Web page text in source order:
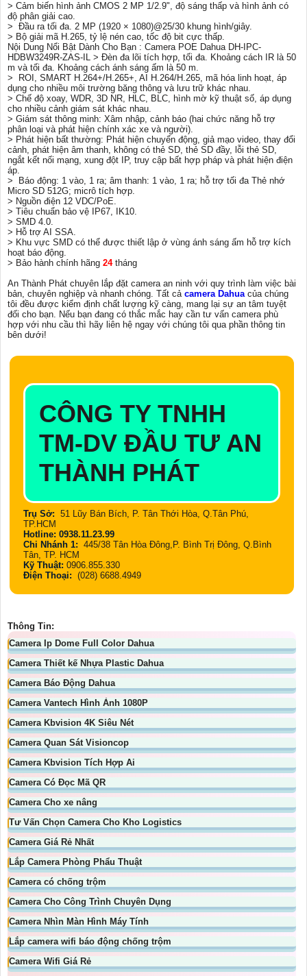
> Cảm biến hình ảnh CMOS 2 MP 1/2.9", độ sáng thấp và hình ảnh có
độ phân giải cao.
> Đầu ra tối đa. 2 MP (1920 × 1080)@25/30 khung hình/giây.
> Bộ giải mã H.265, tỷ lệ nén cao, tốc độ bit cực thấp.
Nội Dung Nổi Bật Dành Cho Bạn : Camera POE Dahua DH-IPC-
HDBW3249R-ZAS-IL > Đèn đa lõi tích hợp, tối đa. Khoảng cách IR là 50
m và tối đa. Khoảng cách ánh sáng ấm là 50 m.
> ROI, SMART H.264+/H.265+, AI H.264/H.265, mã hóa linh hoạt, áp
dụng cho nhiều môi trường băng thông và lưu trữ khác nhau.
> Chế độ xoay, WDR, 3D NR, HLC, BLC, hình mờ kỹ thuật số, áp dụng
cho nhiều cảnh giám sát khác nhau.
> Giám sát thông minh: Xâm nhập, cảnh báo (hai chức năng hỗ trợ
phân loại và phát hiện chính xác xe và người).
> Phát hiện bất thường: Phát hiện chuyển động, giả mạo video, thay đổi
cảnh, phát hiện âm thanh, không có thẻ SD, thẻ SD đầy, lỗi thẻ SD,
ngắt kết nối mạng, xung đột IP, truy cập bất hợp pháp và phát hiện điện
áp.
> Báo động: 1 vào, 1 ra; âm thanh: 1 vào, 1 ra; hỗ trợ tối đa Thẻ nhớ
Micro SD 512G; micrô tích hợp.
> Nguồn điện 12 VDC/PoE.
> Tiêu chuẩn bảo vệ IP67, IK10.
> SMD 4.0.
> Hỗ trợ AI SSA.
> Khu vực SMD có thể được thiết lập ở vùng ánh sáng ấm hỗ trợ kích
hoạt báo động.
> Bảo hành chính hãng 24tháng
An Thành Phát chuyên lắp đặt camera an ninh với quy trình làm việc bài
bản, chuyên nghiệp và nhanh chóng. Tất cả camera Dahuacủa chúng
tôi đều được kiểm định chất lượng kỹ càng, mang lại sự an tâm tuyệt
đối cho bạn. Nếu bạn đang có thắc mắc hay cần tư vấn camera phù
hợp với nhu cầu thì hãy liên hệ ngay với chúng tôi qua phần thông tin
bên dưới!
CÔNG TY TNHH
TM-DV ĐẦU TƯ AN
THÀNH PHÁT
Trụ Sở: 51 Lũy Bán Bích, P. Tân Thới Hòa, Q.Tân Phú,
TP.HCM
Hotline: 0938.11.23.99
Chi Nhánh 1: 445/38 Tân Hòa Đông,P. Bình Trị Đông, Q.Bình
Tân, TP. HCM
Kỹ Thuật: 0906.855.330
Điện Thoại: (028) 6688.4949
Thông Tin:
Camera Ip Dome Full Color Dahua
Camera Thiết kế Nhựa Plastic Dahua
Camera Báo Động Dahua
Camera Vantech Hình Ảnh 1080P
Camera Kbvision 4K Siêu Nét
Camera Quan Sát Visioncop
Camera Kbvision Tích Hợp Ai
Camera Có Đọc Mã QR
Camera Cho xe nâng
Tư Vấn Chọn Camera Cho Kho Logistics
Camera Giá Rẻ Nhất
Lắp Camera Phòng Phẩu Thuật
Camera có chống trộm
Camera Cho Công Trình Chuyên Dụng
Camera Nhìn Màn Hình Máy Tính
Lắp camera wifi báo động chống trộm
Camera Wifi Giá Rẻ